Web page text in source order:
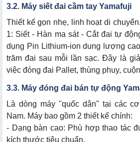
3.2. Máy siết đai cầm tay Yamafuji
Thiết kế gọn nhẹ, linh hoạt di
1: Siết - Hàn ma sát - Cắt đai tự
dụng Pin Lithium-ion dung lượng
trăm đai sau mỗi lần sạc. Đây là
việc đóng đai Pallet, thùng phuy,
3.3. Máy đóng đai bán tự động
Là dòng máy "quốc dân" tại các
Nam. Máy bao gồm 2 thiết kế chính:
- Dạng bàn cao: Phù hợp thao tác
kích thước tiêu chuẩn.